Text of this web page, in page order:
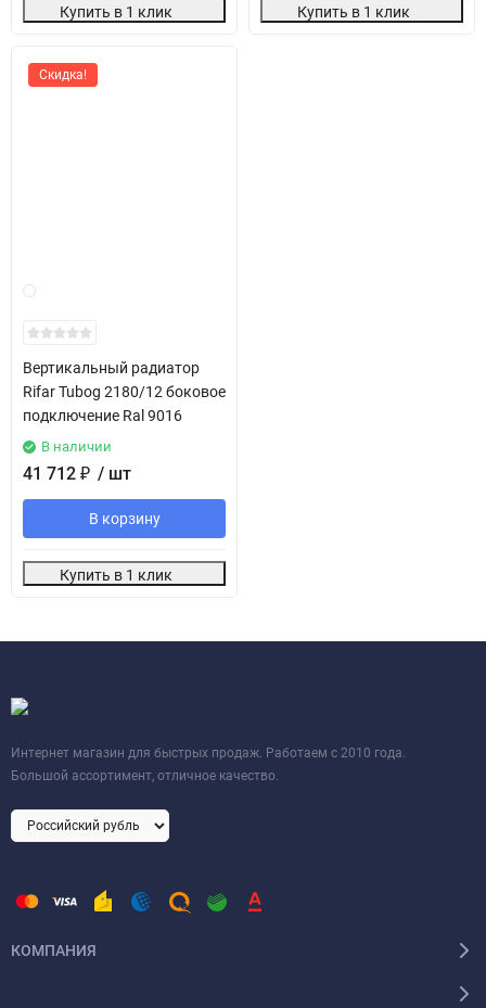
Купить в 1 клик Купить в 1 клик
Скидка!
Вертикальный радиатор
Rifar Tubog 2180/12 боковое
подключение Ral 9016
В наличии
41 712 ₽ / шт
В корзину
Купить в 1 клик
Интернет магазин для быстрых продаж. Работаем с 2010 года.
Большой ассортимент, отличное качество.
КОМПАНИЯ